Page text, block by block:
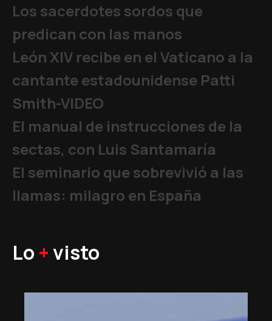
Los sacerdotes sordos que
predican con las manos
León XIV recibe en el Vaticano a la
cantante estadounidense Patti
Smith-VIDEO
El manual de instrucciones de la
sectas, con Luis Santamaría
El seminario que sobrevivió a las
llamas: milagro en España
Lo +visto